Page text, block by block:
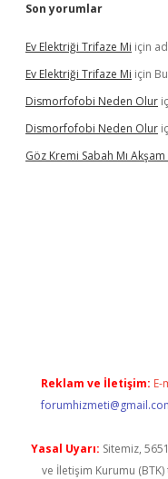
Son yorumlar
Ev Elektriği Trifaze Mi için
Ev Elektriği Trifaze Mi için
Dismorfofobi Neden Olur
Dismorfofobi Neden Olur
Göz Kremi Sabah Mı Akşam
Reklam ve İletişim: E-
Yasal Uyarı: Sitemiz,
ve İletişim Kurumu (BTK)